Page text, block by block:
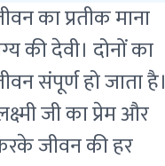
का प्रतीक माना
की देवी। दोनों का
संपूर्ण हो जाता है।
जी का प्रेम और
जीवन की हर